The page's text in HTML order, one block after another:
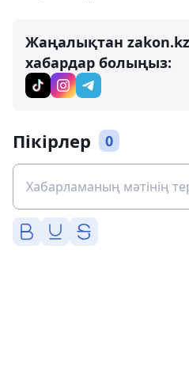
Жаңалықтан
хабардар болыңыз:
Пікірлер 0